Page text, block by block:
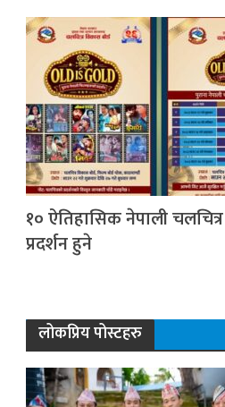
१० ऐतिहासिक नेपाली
प्रदर्शन हुने
लोकप्रिय पोस्टहरु